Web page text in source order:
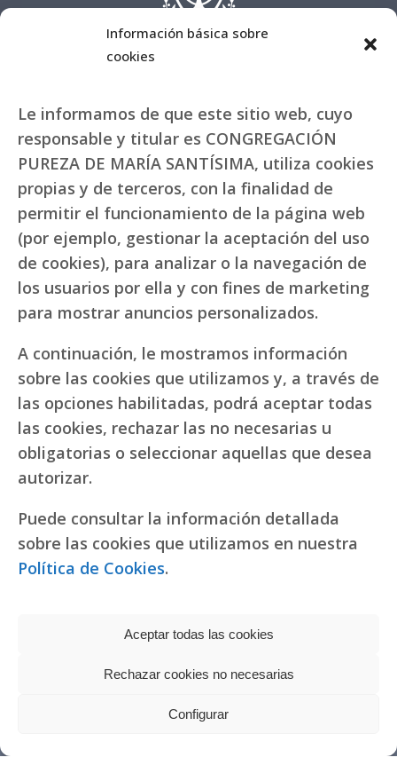
Información básica sobre
cookies
Le informamos de que este sitio web, cuyo
responsable y titular es CONGREGACIÓN
PUREZA DE MARÍA SANTÍSIMA, utiliza cookies
propias y de terceros, con la finalidad de
permitir el funcionamiento de la página web
(por ejemplo, gestionar la aceptación del uso
de cookies), para analizar o la navegación de
los usuarios por ella y con fines de marketing
para mostrar anuncios personalizados.
A continuación, le mostramos información
sobre las cookies que utilizamos y, a través de
las opciones habilitadas, podrá aceptar todas
las cookies, rechazar las no necesarias u
obligatorias o seleccionar aquellas que desea
autorizar.
Puede consultar la información detallada
sobre las cookies que utilizamos en nuestra
Política de Cookies.
Aceptar todas las cookies
Rechazar cookies no necesarias
Configurar
Copyright © 2022 RR. Pureza de María